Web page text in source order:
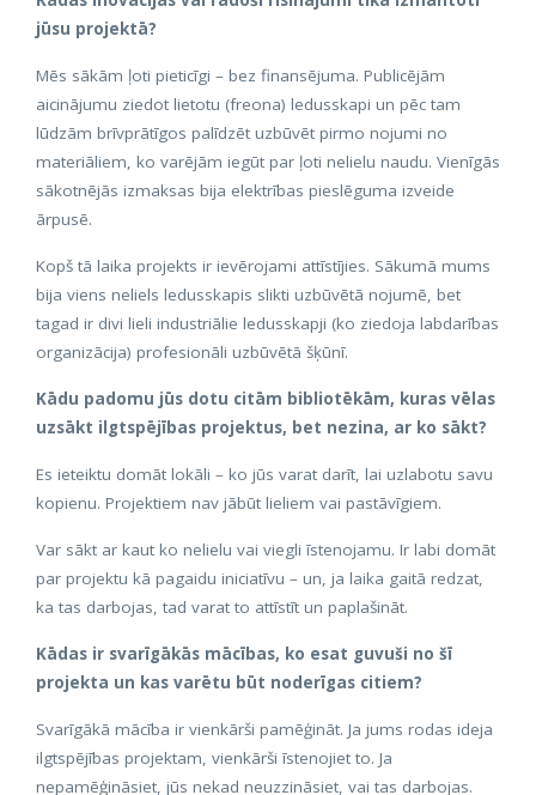
jūsu projektā?
Mēs sākām ļoti pieticīgi – bez finansējuma. Publicējām
aicinājumu ziedot lietotu (freona) ledusskapi un pēc tam
lūdzām brīvprātīgos palīdzēt uzbūvēt pirmo nojumi no
materiāliem, ko varējām iegūt par ļoti nelielu naudu. Vienīgās
sākotnējās izmaksas bija elektrības pieslēguma izveide
ārpusē.
Kopš tā laika projekts ir ievērojami attīstījies. Sākumā mums
bija viens neliels ledusskapis slikti uzbūvētā nojumē, bet
tagad ir divi lieli industriālie ledusskapji (ko ziedoja labdarības
organizācija) profesionāli uzbūvētā šķūnī.
Kādu padomu jūs dotu citām bibliotēkām, kuras vēlas
uzsākt ilgtspējības projektus, bet nezina, ar ko sākt?
Es ieteiktu domāt lokāli – ko jūs varat darīt, lai uzlabotu savu
kopienu. Projektiem nav jābūt lieliem vai pastāvīgiem.
Var sākt ar kaut ko nelielu vai viegli īstenojamu. Ir labi domāt
par projektu kā pagaidu iniciatīvu – un, ja laika gaitā redzat,
ka tas darbojas, tad varat to attīstīt un paplašināt.
Kādas ir svarīgākās mācības, ko esat guvuši no šī
projekta un kas varētu būt noderīgas citiem?
Svarīgākā mācība ir vienkārši pamēģināt. Ja jums rodas ideja
ilgtspējības projektam, vienkārši īstenojiet to. Ja
nepamēģināsiet, jūs nekad neuzzināsiet, vai tas darbojas.